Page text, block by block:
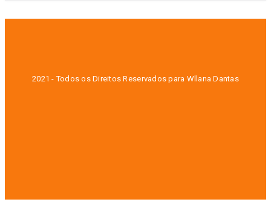
2021 - Todos os Direitos Reservados para Wllana Dantas